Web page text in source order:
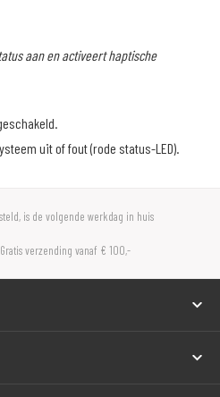
aan en activeert haptische
uit of fout (rode status-LED).
is de volgende werkdag in huis
Gratis verzending vanaf € 100,-